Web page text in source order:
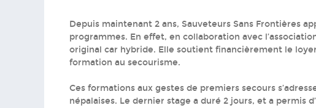
Depuis maintenant 2 ans, Sauveteurs Sans Frontières
programmes. En effet, en collaboration avec
original car hybride. Elle soutient financièrement le
formation au secourisme.
Ces formations aux gestes de premiers secours
népalaises. Le dernier stage a duré 2 jours, et a permis